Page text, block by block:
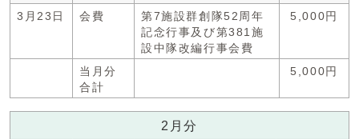
3月23日 会費
第7施設群創隊52周年
記念行事及び第381施
設中隊改編行事会費
5,000円
当月分
合計
5,000円
2月分